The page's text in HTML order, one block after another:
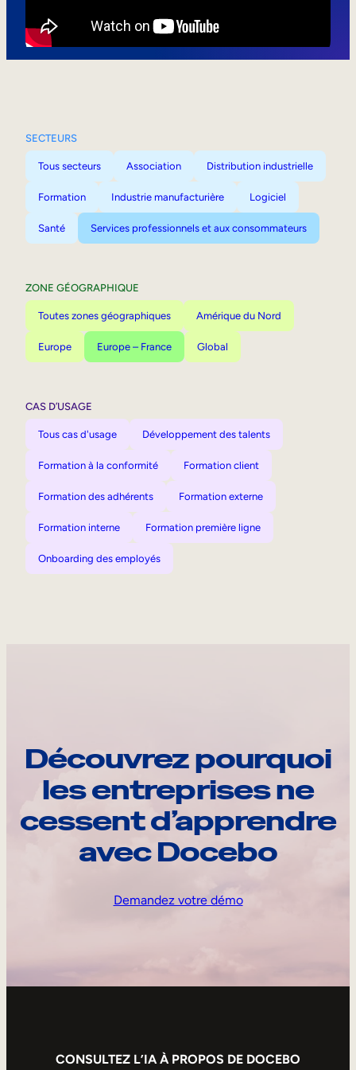
SECTEURS
Tous secteurs Association Distribution industrielle
Formation Industrie manufacturière Logiciel
Santé Services professionnels et aux consommateurs
ZONE GÉOGRAPHIQUE
Toutes zones géographiques Amérique du Nord
Europe Europe – France Global
CAS D’USAGE
Tous cas d'usage Développement des talents
Formation à la conformité Formation client
Formation des adhérents Formation externe
Formation interne Formation première ligne
Onboarding des employés
Découvrez pourquoi
les entreprises ne
cessent d’apprendre
avec Docebo
Demandez votre démo
CONSULTEZ L’IA À PROPOS DE DOCEBO